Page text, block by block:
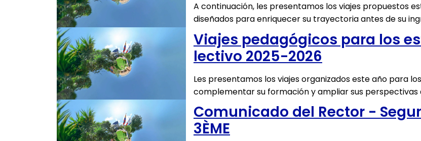
A continuación, les presentamos los viajes propuestos
diseñados para enriquecer su trayectoria antes de su
Viajes pedagógicos para los
lectivo 2025-2026
Les presentamos los viajes organizados este año para
complementar su formación y ampliar sus perspectivas
Comunicado del Rector -
3ÈME